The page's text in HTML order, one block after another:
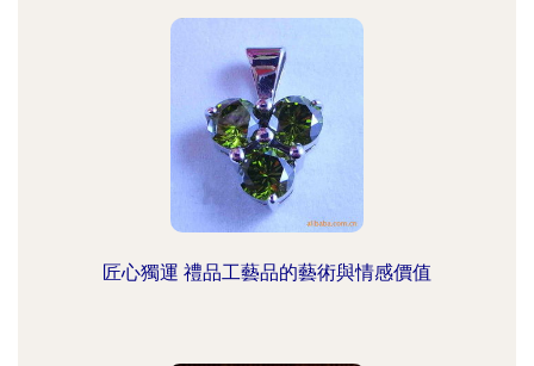
匠心獨運 禮品工藝品的藝術與情感價值